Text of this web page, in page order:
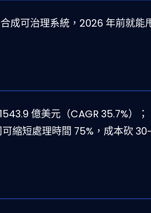
成可治理系統，2026 年前就能
億美元（CAGR 35.7%）；
縮短處理時間 75%，成本砍 30-